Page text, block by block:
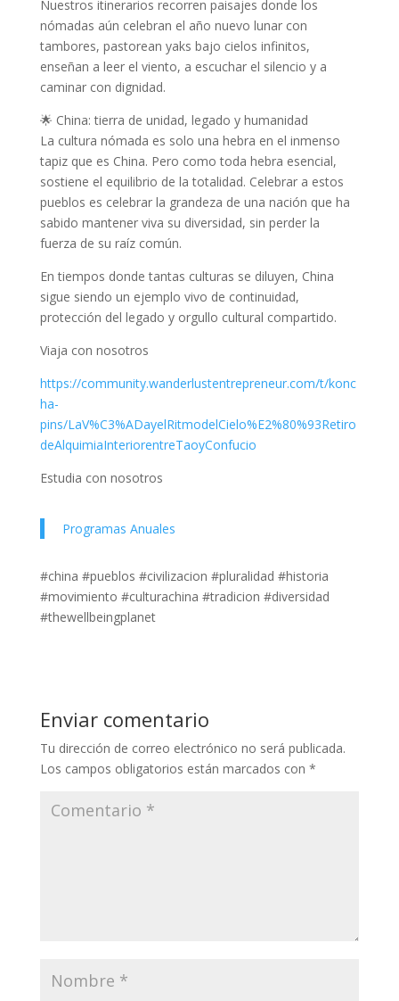
Nuestros itinerarios recorren paisajes donde los
nómadas aún celebran el año nuevo lunar con
tambores, pastorean yaks bajo cielos infinitos,
enseñan a leer el viento, a escuchar el silencio y a
caminar con dignidad.
🌟 China: tierra de unidad, legado y humanidad
La cultura nómada es solo una hebra en el inmenso
tapiz que es China. Pero como toda hebra esencial,
sostiene el equilibrio de la totalidad. Celebrar a estos
pueblos es celebrar la grandeza de una nación que ha
sabido mantener viva su diversidad, sin perder la
fuerza de su raíz común.
En tiempos donde tantas culturas se diluyen, China
sigue siendo un ejemplo vivo de continuidad,
protección del legado y orgullo cultural compartido.
Viaja con nosotros
https://community.wanderlustentrepreneur.com/t/konc
ha-
pins/LaV%C3%ADayelRitmodelCielo%E2%80%93Retiro
deAlquimiaInteriorentreTaoyConfucio
Estudia con nosotros
Programas Anuales
#china #pueblos #civilizacion #pluralidad #historia
#movimiento #culturachina #tradicion #diversidad
#thewellbeingplanet
Enviar comentario
Tu dirección de correo electrónico no será publicada.
Los campos obligatorios están marcados con *